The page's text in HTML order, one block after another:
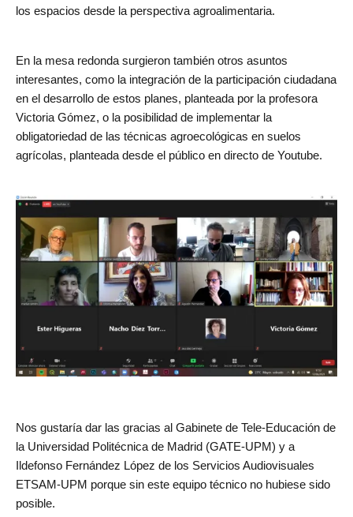
los espacios desde la perspectiva agroalimentaria.
En la mesa redonda surgieron también otros asuntos
interesantes, como la integración de la participación ciudadana
en el desarrollo de estos planes, planteada por la profesora
Victoria Gómez, o la posibilidad de implementar la
obligatoriedad de las técnicas agroecológicas en suelos
agrícolas, planteada desde el público en directo de Youtube.
Nos gustaría dar las gracias al Gabinete de Tele-Educación de
la Universidad Politécnica de Madrid (GATE-UPM) y a
Ildefonso Fernández López de los Servicios Audiovisuales
ETSAM-UPM porque sin este equipo técnico no hubiese sido
posible.